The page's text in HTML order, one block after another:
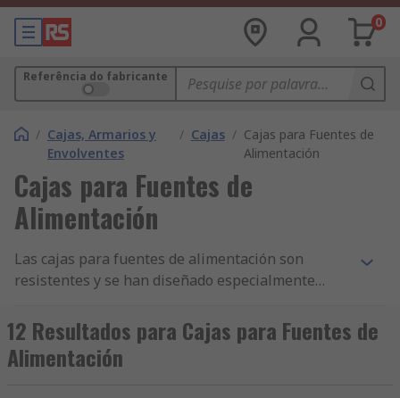
0
Referência do fabricante
/ Cajas, Armarios y
Envolventes
/ Cajas / Cajas para Fuentes de
Alimentación
Cajas para Fuentes de
Alimentación
Las cajas para fuentes de alimentación son
resistentes y se han diseñado especialmente
componentes de manera segura. Las cajas para
fuentes de alimentación están disponibles en
una gran variedad de tamaños en función de los
12 Resultados para Cajas para Fuentes de
Alimentación